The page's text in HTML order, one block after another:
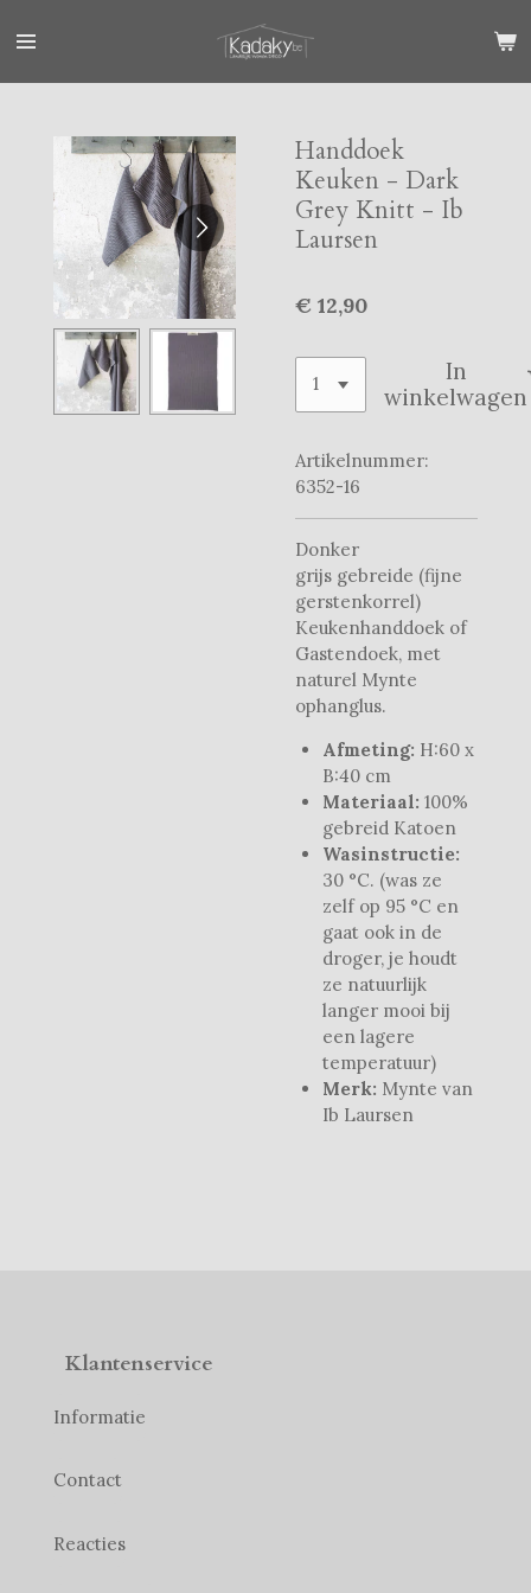
direct
Handdoek
Keuken - Dark
Grey Knitt - Ib
Laursen
€ 12,90
In
winkelwagen
Artikelnummer:
6352-16
Donker
grijs gebreide (fijne
gerstenkorrel)
Keukenhanddoek of
Gastendoek, met
naturel Mynte
ophanglus.
Afmeting: H:60 x
B:40 cm
Materiaal: 100%
gebreid Katoen
Wasinstructie:
30 °C. (was ze
zelf op 95 °C en
gaat ook in de
droger, je houdt
ze natuurlijk
langer mooi bij
een lagere
temperatuur)
Merk: Mynte van
Ib Laursen
Klantenservice
Informatie
Contact
Reacties